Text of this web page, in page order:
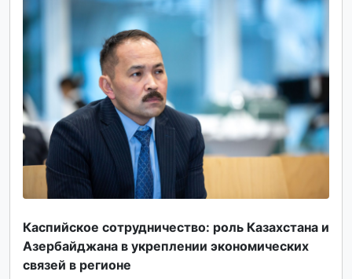
Каспийское сотрудничество: роль Казахстана и
Азербайджана в укреплении экономических
связей в регионе